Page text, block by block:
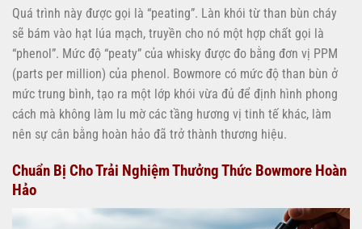
Quá trình này được gọi là “peating”. Làn khói từ than bùn cháy
sẽ bám vào hạt lúa mạch, truyền cho nó một hợp chất gọi là
“phenol”. Mức độ “peaty” của whisky được đo bằng đơn vị PPM
(parts per million) của phenol. Bowmore có mức độ than bùn ở
mức trung bình, tạo ra một lớp khói vừa đủ để định hình phong
cách mà không làm lu mờ các tầng hương vị tinh tế khác, làm
nên sự cân bằng hoàn hảo đã trở thành thương hiệu.
Chuẩn Bị Cho Trải Nghiệm Thưởng Thức Bowmore Hoàn
Hảo